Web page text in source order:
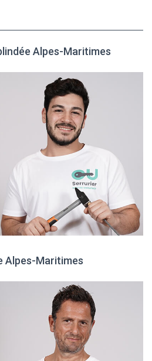
Alpes-Maritimes
Alpes-Maritimes